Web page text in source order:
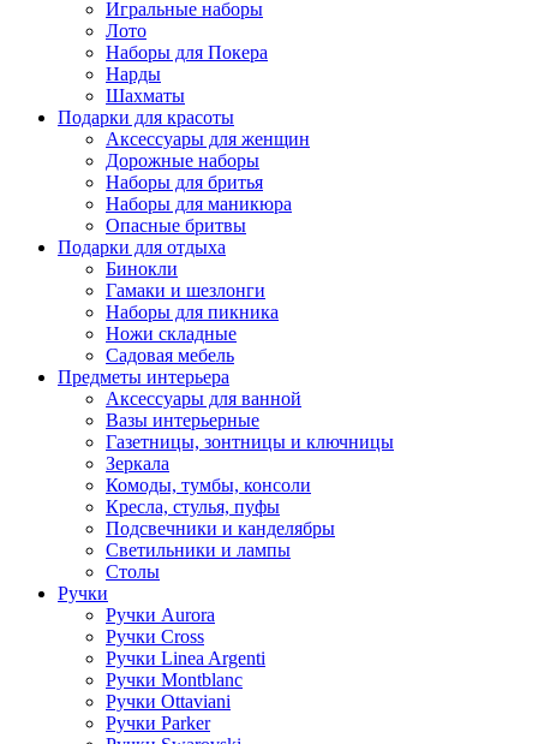
Игральные наборы
Лото
Наборы для Покера
Нарды
Шахматы
Подарки для красоты
Аксессуары для женщин
Дорожные наборы
Наборы для бритья
Наборы для маникюра
Опасные бритвы
Подарки для отдыха
Бинокли
Гамаки и шезлонги
Наборы для пикника
Ножи складные
Садовая мебель
Предметы интерьера
Аксессуары для ванной
Вазы интерьерные
Газетницы, зонтницы и ключницы
Зеркала
Комоды, тумбы, консоли
Кресла, стулья, пуфы
Подсвечники и канделябры
Светильники и лампы
Столы
Ручки
Ручки Aurora
Ручки Cross
Ручки Linea Argenti
Ручки Montblanc
Ручки Ottaviani
Ручки Parker